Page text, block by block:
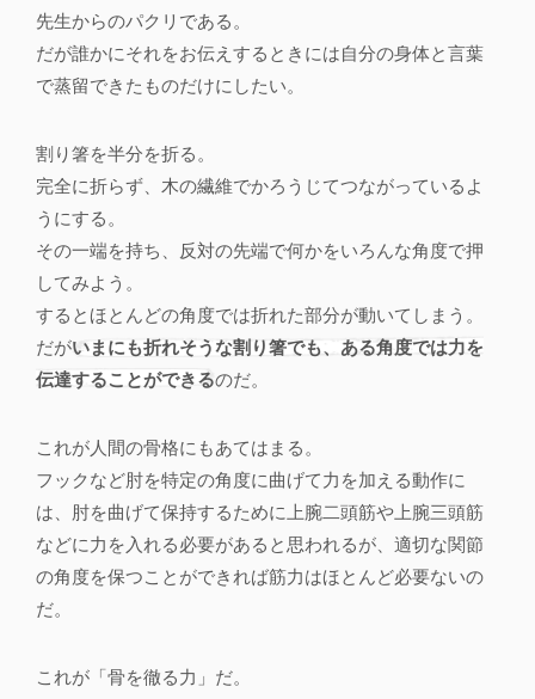
先生からのパクリである。
だが誰かにそれをお伝えするときには自分の身体と言葉
で蒸留できたものだけにしたい。
割り箸を半分を折る。
完全に折らず、木の繊維でかろうじてつながっているよ
うにする。
その一端を持ち、反対の先端で何かをいろんな角度で押
してみよう。
するとほとんどの角度では折れた部分が動いてしまう。
だがいまにも折れそうな割り箸でも、ある角度では力を
伝達することができるのだ。
これが人間の骨格にもあてはまる。
フックなど肘を特定の角度に曲げて力を加える動作に
は、肘を曲げて保持するために上腕二頭筋や上腕三頭筋
などに力を入れる必要があると思われるが、適切な関節
の角度を保つことができれば筋力はほとんど必要ないの
だ。
これが「骨を徹る力」だ。